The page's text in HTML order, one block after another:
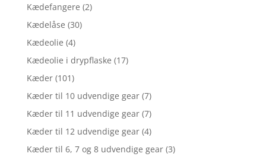
Kædefangere (2)
Kædelåse (30)
Kædeolie (4)
Kædeolie i drypflaske (17)
Kæder (101)
Kæder til 10 udvendige gear (7)
Kæder til 11 udvendige gear (7)
Kæder til 12 udvendige gear (4)
Kæder til 6, 7 og 8 udvendige gear (3)